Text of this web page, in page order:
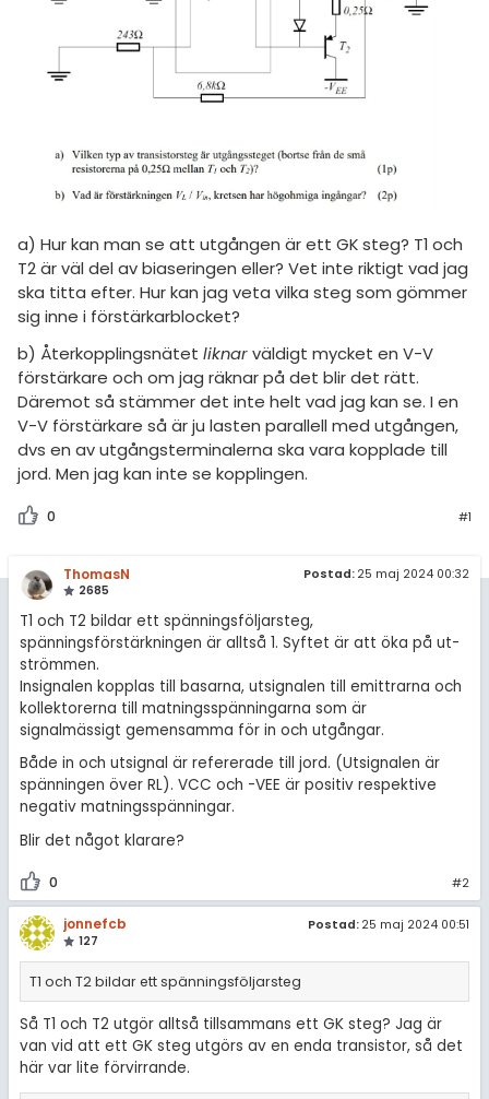
a) Hur kan man se att utgången är ett GK steg? T1 och
T2 är väl del av biaseringen eller? Vet inte riktigt vad jag
ska titta efter. Hur kan jag veta vilka steg som gömmer
sig inne i förstärkarblocket?
b) Återkopplingsnätet liknarväldigt mycket en V-V
förstärkare och om jag räknar på det blir det rätt.
Däremot så stämmer det inte helt vad jag kan se. I en
V-V förstärkare så är ju lasten parallell med utgången,
dvs en av utgångsterminalerna ska vara kopplade till
jord. Men jag kan inte se kopplingen.
0 #1
ThomasN
2685
Postad: 25 maj 2024 00:32
T1 och T2 bildar ett spänningsföljarsteg,
spänningsförstärkningen är alltså 1. Syftet är att öka på ut-
strömmen.
Insignalen kopplas till basarna, utsignalen till emittrarna och
kollektorerna till matningsspänningarna som är
signalmässigt gemensamma för in och utgångar.
Både in och utsignal är refererade till jord. (Utsignalen är
spänningen över RL). VCC och -VEE är positiv respektive
negativ matningsspänningar.
Blir det något klarare?
0 #2
jonnefcb
127
Postad: 25 maj 2024 00:51
T1 och T2 bildar ett spänningsföljarsteg
Så T1 och T2 utgör alltså tillsammans ett GK steg? Jag är
van vid att ett GK steg utgörs av en enda transistor, så det
här var lite förvirrande.
Topplistor
Regler
11 inloggade
Allmänna villkor